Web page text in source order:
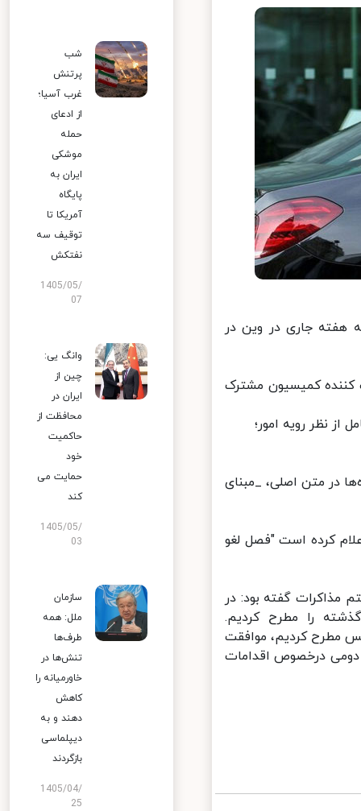
هفته جاری در وین در
کمیسیون مشترک
در متن اصلی، _مبنای
کرده است "فصل لغو
مذاکرات گفته بود: در
را مطرح کردیم.
مطرح کردیم، موافقت
درخصوص اقدامات
شب
پرتنش
غرب آسیا؛
از ادعای
حمله
موشکی
ایران به
پایگاه
آمریکا تا
توقیف سه
نفتکش
1405/05/
07
وانگ یی:
چین از
ایران در
محافظت از
حاکمیت
خود
حمایت می
کند
1405/05/
03
سازمان
ملل: همه
طرف‌ها
تنش‌ها در
خاورمیانه را
کاهش
دهند و به
دیپلماسی
بازگردند
1405/04/
25